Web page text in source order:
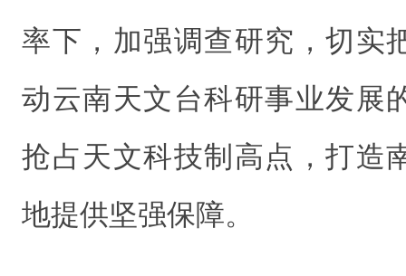
率下，加强调查研究，切实
动云南天文台科研事业发展
抢占天文科技制高点，打造
地提供坚强保障。